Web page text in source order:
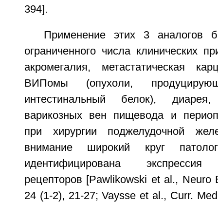
394].
Применение этих 3 аналогов
ограниченного числа клинических
акромегалия, метастатическая
ВИПомы (опухоли,
интестинальный белок),
варикозных вен пищевода и
при хирургии поджелудочной
внимание широкий круг
идентифицирована экспрессия
рецепторов [Pawlikowski et al., Neuro
24 (1-2), 21-27; Vaysse et al., Curr.